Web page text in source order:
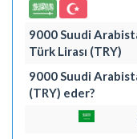
9000 Suudi
Türk Lirası (TRY)
9000 Suudi
(TRY) eder?